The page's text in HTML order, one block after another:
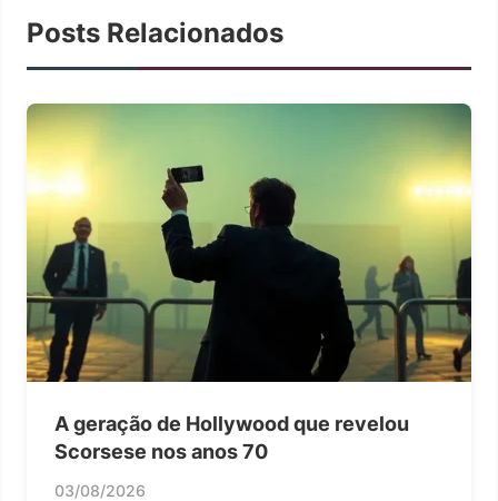
Posts Relacionados
A geração de Hollywood que revelou
Scorsese nos anos 70
03/08/2026